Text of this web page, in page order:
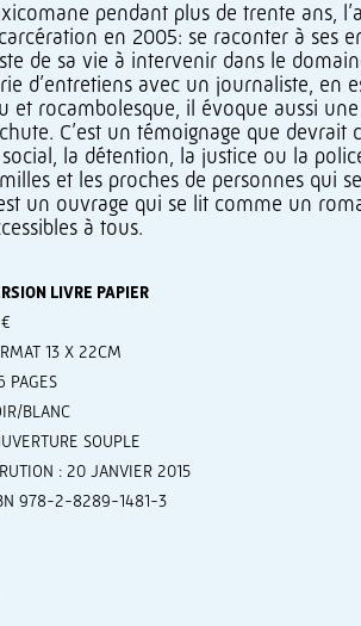
pendant plus de trente ans,
en 2005: se raconter à ses
de sa vie à intervenir dans le
d’entretiens avec un journaliste, en
et rocambolesque, il évoque aussi
C’est un témoignage que
social, la détention, la justice ou la
et les proches de personnes qui
un ouvrage qui se lit comme un
à tous.
LIVRE PAPIER
13 X 22CM
PAGES
BLANC
SOUPLE
: 20 JANVIER 2015
978-2-8289-1481-3